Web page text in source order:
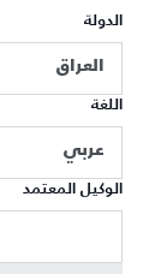
الدولة
العراق
اللغة
عربي
الوكيل المعتمد